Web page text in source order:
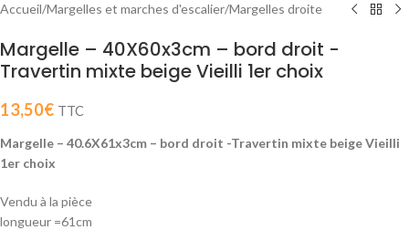
Accueil/Margelles et marches d'escalier/Margelles droite
Margelle – 40X60x3cm – bord droit -
Travertin mixte beige Vieilli 1er choix
13,50€ TTC
Margelle – 40.6X61x3cm – bord droit -Travertin mixte beige Vieilli
1er choix
Vendu à la pièce
longueur =61cm